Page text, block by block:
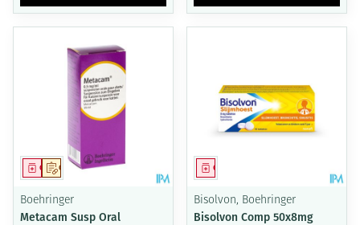
Op voorschrift
Geneesmiddel
Boehringer
Metacam Susp Oral
Geneesmiddel
Bisolvon, Boehringer
Bisolvon Comp 50x8mg